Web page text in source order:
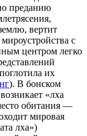
преданию
вертит
с
центром легко
их
). В бонском
«лха
обитания —
мировая
лха»)